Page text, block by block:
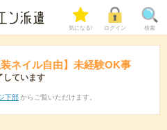
気になる! ログイン 検索
ネイル自由】未経験OK事
しています
下部 からご覧いただけます。